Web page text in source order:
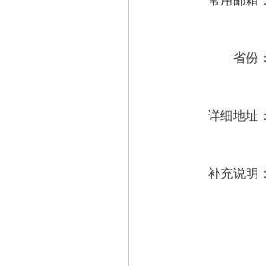
省份：
详细地址：
补充说明：